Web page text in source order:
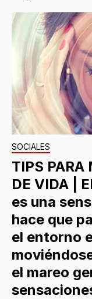
SOCIALES
TIPS PARA
DE VIDA |
es una
hace que
el entorno
el mareo